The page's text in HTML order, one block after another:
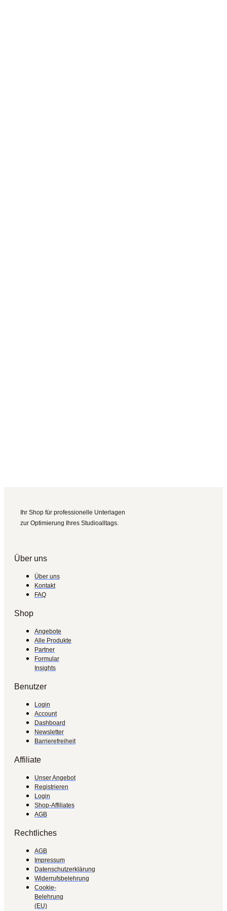
Ihr Shop für professionelle Unterlagen
zur Optimierung Ihres Studioalltags.
Über uns
Über uns
Kontakt
FAQ
Shop
Angebote
Alle Produkte
Partner
Formular
Insights
Benutzer
Login
Account
Dashboard
Newsletter
Barrierefreiheit
Affiliate
Unser Angebot
Registrieren
Login
Shop-Affiliates
AGB
Rechtliches
AGB
Impressum
Datenschutzerklärung
Widerrufsbelehrung
Cookie-
Belehrung
(EU)